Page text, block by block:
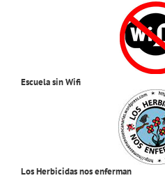
Escuela sin Wifi
Los Herbicidas nos enferman